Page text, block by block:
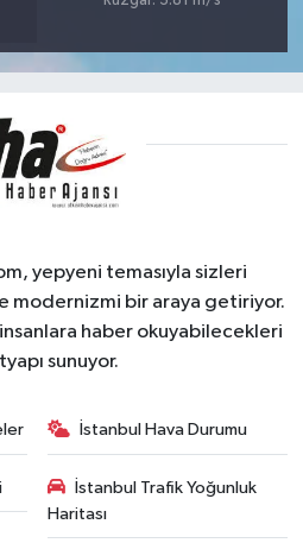
yepyeni temasıyla sizleri
modernizmi bir araya getiriyor.
haber okuyabilecekleri
sunuyor.
İstanbul Hava Durumu
İstanbul Trafik Yoğunluk
Haritası